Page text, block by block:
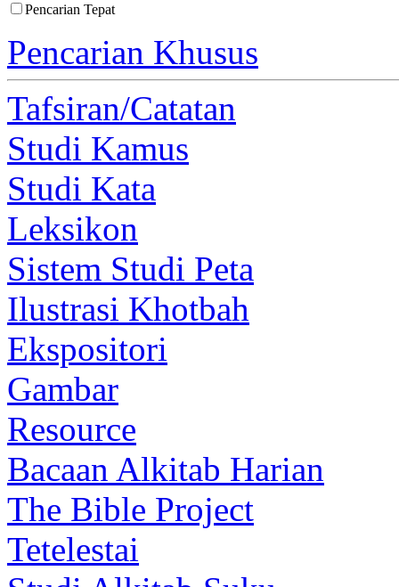
Pencarian Tepat
Pencarian Khusus
Tafsiran/Catatan
Studi Kamus
Studi Kata
Leksikon
Sistem Studi Peta
Ilustrasi Khotbah
Ekspositori
Gambar
Resource
Bacaan Alkitab Harian
The Bible Project
Tetelestai